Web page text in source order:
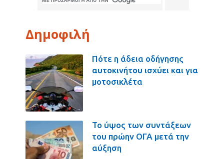
Δημοφιλή
Πότε η άδεια οδήγησης
αυτοκινήτου ισχύει και για
μοτοσικλέτα
Το ύψος των συντάξεων
του πρώην ΟΓΑ μετά την
αύξηση